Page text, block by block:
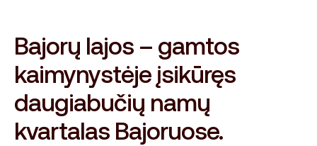
Bajorų lajos – gamtos
kaimynystėje įsikūręs
daugiabučių namų
kvartalas Bajoruose.